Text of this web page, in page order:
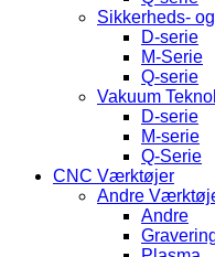
Sikkerheds-
D-serie
M-Serie
Q-serie
Vakuum
D-serie
M-serie
Q-Serie
CNC Værktøjer
Andre
Andre